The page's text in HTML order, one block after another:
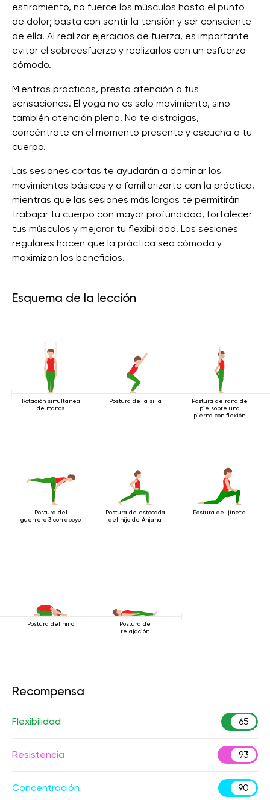
estiramiento, no fuerce los músculos hasta el punto
de dolor; basta con sentir la tensión y ser consciente
de ella. Al realizar ejercicios de fuerza, es importante
evitar el sobreesfuerzo y realizarlos con un esfuerzo
cómodo.
Mientras practicas, presta atención a tus
sensaciones. El yoga no es solo movimiento, sino
también atención plena. No te distraigas,
concéntrate en el momento presente y escucha a tu
cuerpo.
Las sesiones cortas te ayudarán a dominar los
movimientos básicos y a familiarizarte con la práctica,
mientras que las sesiones más largas te permitirán
trabajar tu cuerpo con mayor profundidad, fortalecer
tus músculos y mejorar tu flexibilidad. Las sesiones
regulares hacen que la práctica sea cómoda y
maximizan los beneficios.
Esquema de la lección
Rotación simultánea
de manos
Postura de la silla
Postura de rana de
pie sobre una
pierna con flexión
Postura del
guerrero 3 con apoyo
Postura de estocada
del hijo de Anjana
Postura del jinete
Postura del niño
Postura de
relajación
Recompensa
Flexibilidad 65
Resistencia 93
Concentración 90